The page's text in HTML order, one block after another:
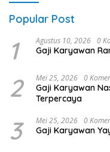
Popular Post
1 Agustus 10, 2026 0
Gaji Karyawan
2 Mei 25, 2026 0
Gaji Karyawan
Terpercaya
3 Mei 25, 2026 0
Gaji Karyawan